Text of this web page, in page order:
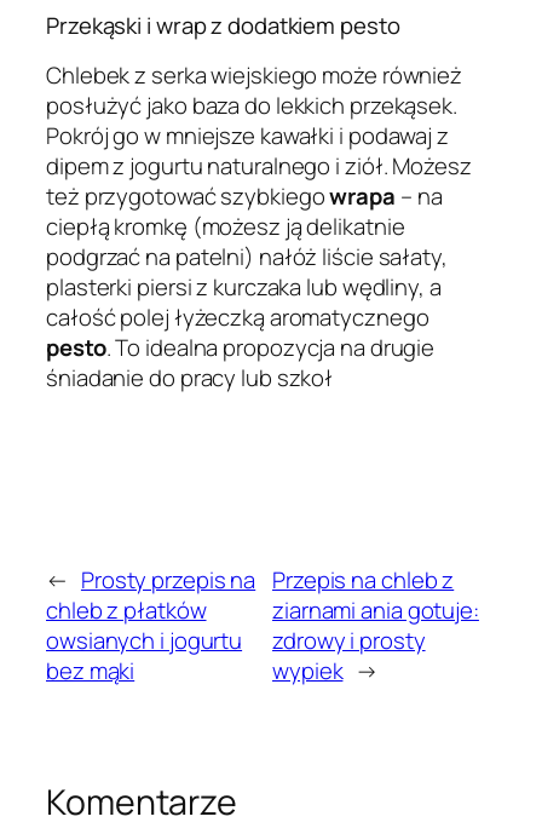
Przekąski i wrap z dodatkiem pesto
Chlebek z serka wiejskiego może również
posłużyć jako baza do lekkich przekąsek.
Pokrój go w mniejsze kawałki i podawaj z
dipem z jogurtu naturalnego i ziół. Możesz
też przygotować szybkiegowrapa – na
ciepłą kromkę (możesz ją delikatnie
podgrzać na patelni) nałóż liście sałaty,
plasterki piersi z kurczaka lub wędliny, a
całość polej łyżeczką aromatycznego
pesto. To idealna propozycja na drugie
śniadanie do pracy lub szkoł
← Prosty przepis na
chleb z płatków
owsianych i jogurtu
bez mąki
Przepis na chleb z
ziarnami ania gotuje:
zdrowy i prosty
wypiek →
Komentarze